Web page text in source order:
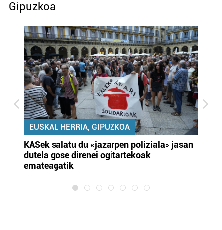
Gipuzkoa
EUSKAL HERRIA, GIPUZKOA
KASek salatu du «jazarpen poliziala» jasan
dutela gose direnei ogitartekoak
emateagatik